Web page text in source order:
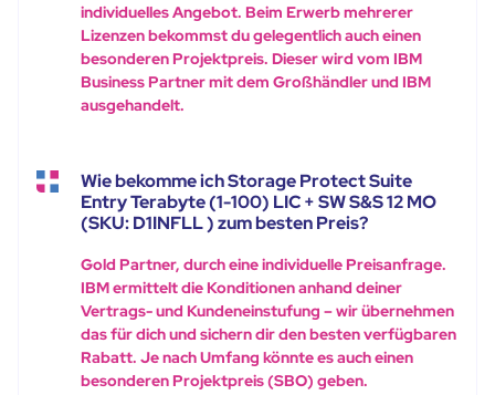
individuelles Angebot. Beim Erwerb mehrerer
Lizenzen bekommst du gelegentlich auch einen
besonderen Projektpreis. Dieser wird vom IBM
Business Partner mit dem Großhändler und IBM
ausgehandelt.
Wie bekomme ich Storage Protect Suite
Entry Terabyte (1-100) LIC + SW S&S 12 MO
(SKU: D1INFLL ) zum besten Preis?
Gold Partner, durch eine individuelle Preisanfrage.
IBM ermittelt die Konditionen anhand deiner
Vertrags- und Kundeneinstufung – wir übernehmen
das für dich und sichern dir den besten verfügbaren
Rabatt. Je nach Umfang könnte es auch einen
besonderen Projektpreis (SBO) geben.